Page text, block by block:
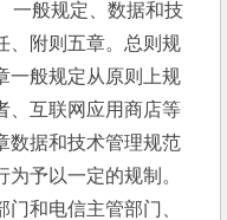
一般规定、数据和技
、附则五章。总则规
一般规定从原则上规
、互联网应用商店等
数据和技术管理规范
予以一定的规制。
和电信主管部门、